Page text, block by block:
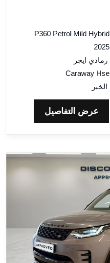
P360 Petrol Mild Hybrid
2025
رمادي ايجر
Caraway Hse
الخبر
عرض التفاصيل